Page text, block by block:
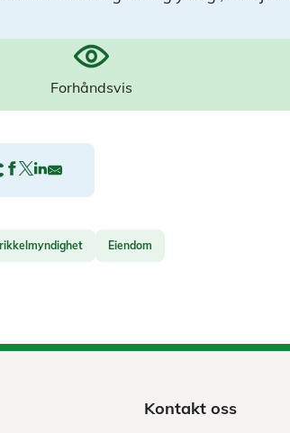
Forhåndsvis
Eiendom
Kontakt oss